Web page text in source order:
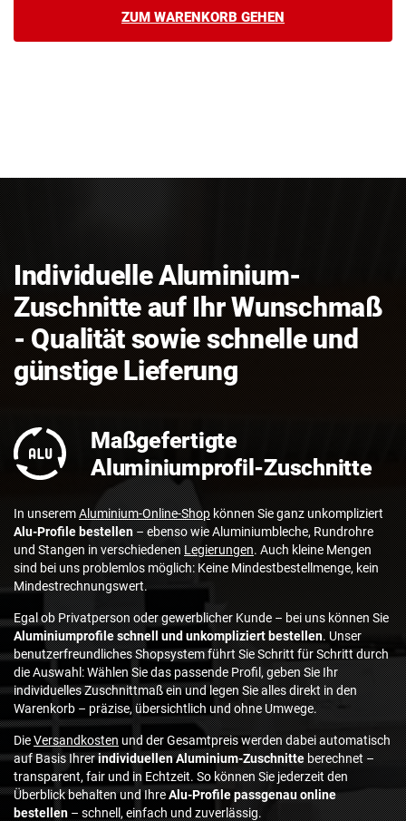
ZUM WARENKORB GEHEN
Individuelle Aluminium-
Zuschnitte auf Ihr Wunschmaß
- Qualität sowie schnelle und
günstige Lieferung
Maßgefertigte
Aluminiumprofil-Zuschnitte
In unseremAluminium-Online-Shopkönnen Sie ganz unkompliziert
Alu-Profile bestellen– ebenso wie Aluminiumbleche, Rundrohre
und Stangen in verschiedenenLegierungen. Auch kleine Mengen
sind bei uns problemlos möglich: Keine Mindestbestellmenge, kein
Mindestrechnungswert.
Egal ob Privatperson oder gewerblicher Kunde – bei uns können Sie
Aluminiumprofile schnell und unkompliziert bestellen. Unser
benutzerfreundliches Shopsystem führt Sie Schritt für Schritt durch
die Auswahl: Wählen Sie das passende Profil, geben Sie Ihr
individuelles Zuschnittmaß ein und legen Sie alles direkt in den
Warenkorb – präzise, übersichtlich und ohne Umwege.
DieVersandkosten und der Gesamtpreis werden dabei automatisch
auf Basis Ihrerindividuellen Aluminium-Zuschnitteberechnet –
transparent, fair und in Echtzeit. So können Sie jederzeit den
Überblick behalten und IhreAlu-Profile passgenau online
bestellen – schnell, einfach und zuverlässig.